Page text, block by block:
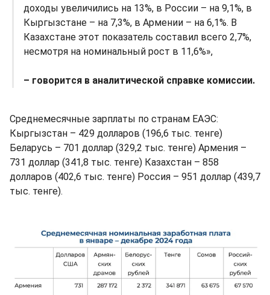
доходы увеличились на 13%, в России – на 9,1%, в
Кыргызстане – на 7,3%, в Армении – на 6,1%. В
Казахстане этот показатель составил всего 2,7%,
несмотря на номинальный рост в 11,6%»,
– говорится в аналитической справке комиссии.
Среднемесячные зарплаты по странам ЕАЭС:
Кыргызстан – 429 долларов (196,6 тыс. тенге)
Беларусь – 701 доллар (329,2 тыс. тенге) Армения –
731 доллар (341,8 тыс. тенге) Казахстан – 858
долларов (402,6 тыс. тенге) Россия – 951 доллар (439,7
тыс. тенге).